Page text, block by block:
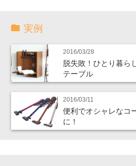
実例
2016/03/28
脱失敗！ひとり暮ら
テーブル
2016/03/11
便利でオシャレなコ
に！